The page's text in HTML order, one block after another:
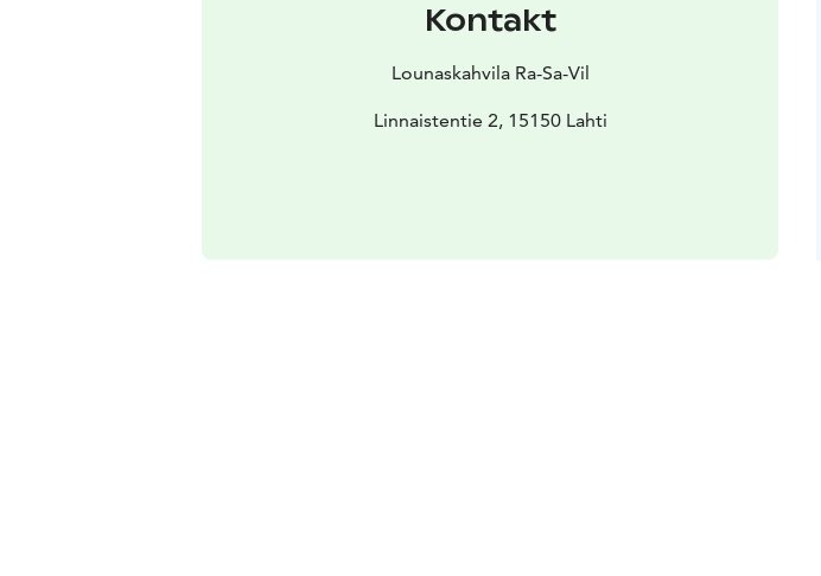
Kontakt
Lounaskahvila Ra-Sa-Vil
Linnaistentie 2, 15150 Lahti